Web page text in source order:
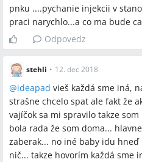
pnku ....pychanie injekcii v
praci narychlo...a co ma bude
Odpovedz
stehli • 12. dec 2018
@ideapad vieš každá sme iná,
strašne chcelo spat ale fakt že
vajíčok sa mi spravilo takze
bola rada že som doma...
zaberak... no iné baby idu
nič... takze hovorím každá sme